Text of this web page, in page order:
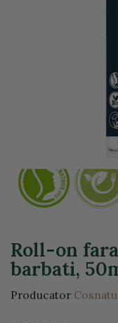
Roll-on
barbati,
Producator